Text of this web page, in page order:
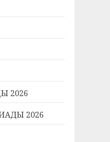
2026
2026